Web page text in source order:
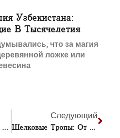
Узбекистана:
В Тысячелетия
что за магия
ложке или
Деревянные Изделия Узбекистана: Традиции, Уходящие В Тысячелетия
Следующий
Шелковые Тропы: От Древних Караванов К Современным Ремесленным Маршрутам Узбекистана